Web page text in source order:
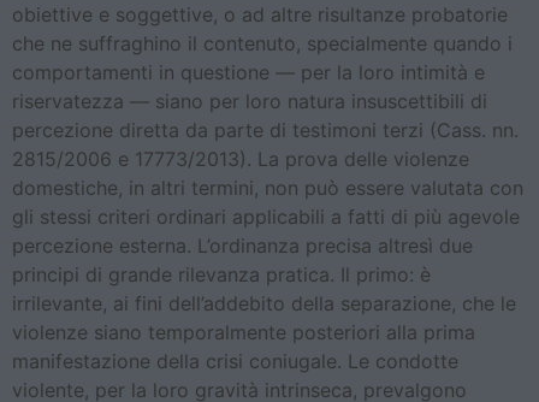
obiettive e soggettive, o ad altre risultanze probatorie
che ne suffraghino il contenuto, specialmente quando i
comportamenti in questione — per la loro intimità e
riservatezza — siano per loro natura insuscettibili di
percezione diretta da parte di testimoni terzi (Cass. nn.
2815/2006 e 17773/2013). La prova delle violenze
domestiche, in altri termini, non può essere valutata con
gli stessi criteri ordinari applicabili a fatti di più agevole
percezione esterna. L’ordinanza precisa altresì due
principi di grande rilevanza pratica. Il primo: è
irrilevante, ai fini dell’addebito della separazione, che le
violenze siano temporalmente posteriori alla prima
manifestazione della crisi coniugale. Le condotte
violente, per la loro gravità intrinseca, prevalgono